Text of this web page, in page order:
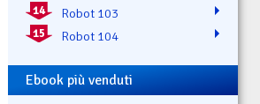
14 Robot 103
15 Robot 104
Ebook più venduti